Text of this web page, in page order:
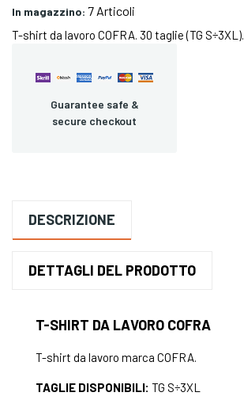
In magazzino: 7 Articoli
T-shirt da lavoro COFRA. 30 taglie (TG S÷3XL).
Guarantee safe &
secure checkout
DESCRIZIONE
DETTAGLI DEL PRODOTTO
T-SHIRT DA LAVORO COFRA
T-shirt da lavoro marca COFRA.
TAGLIE DISPONIBILI: TG S÷3XL